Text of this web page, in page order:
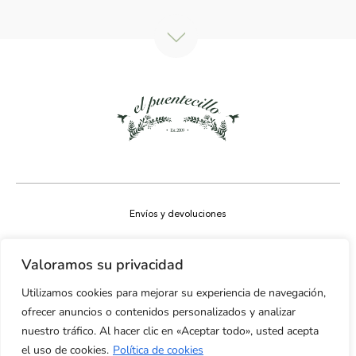
Valoramos su privacidad
Utilizamos cookies para mejorar su experiencia de navegación,
ofrecer anuncios o contenidos personalizados y analizar
nuestro tráfico. Al hacer clic en «Aceptar todo», usted acepta
el uso de cookies. Política de cookies
Envíos y devoluciones
Accesibilidad